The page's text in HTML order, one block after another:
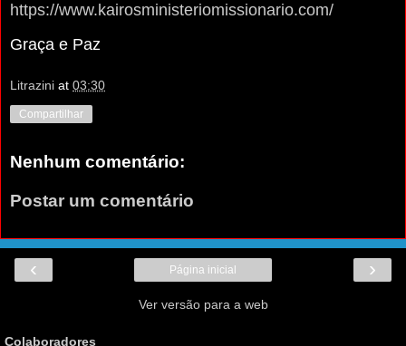
https://www.kairosministeriomissionario.com/
Graça e Paz
Litrazini at 03:30
Compartilhar
Nenhum comentário:
Postar um comentário
‹ ›
Página inicial
Ver versão para a web
Colaboradores